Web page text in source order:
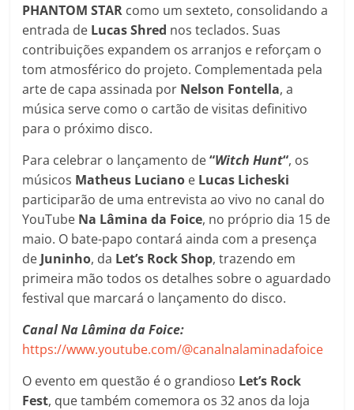
PHANTOM STAR como um sexteto, consolidando a
entrada de Lucas Shred nos teclados. Suas
contribuições expandem os arranjos e reforçam o
tom atmosférico do projeto. Complementada pela
arte de capa assinada por Nelson Fontella, a
música serve como o cartão de visitas definitivo
para o próximo disco.
Para celebrar o lançamento de“Witch Hunt“, os
músicos Matheus Luciano e Lucas Licheski
participarão de uma entrevista ao vivo no canal do
YouTube Na Lâmina da Foice, no próprio dia 15 de
maio. O bate-papo contará ainda com a presença
de Juninho, da Let’s Rock Shop, trazendo em
primeira mão todos os detalhes sobre o aguardado
festival que marcará o lançamento do disco.
Canal Na Lâmina da Foice:
https://www.youtube.com/@canalnalaminadafoice
O evento em questão é o grandioso Let’s Rock
Fest, que também comemora os 32 anos da loja